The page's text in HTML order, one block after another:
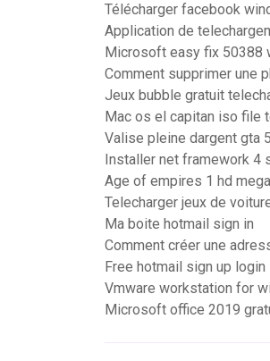
Télécharger facebook
Application de
Microsoft easy fix 50388
Comment supprimer une
Jeux bubble gratuit
Mac os el capitan iso file
Valise pleine dargent gta 5
Installer net framework 4
Age of empires 1 hd mega
Telecharger jeux de
Ma boite hotmail sign in
Comment créer une
Free hotmail sign up login
Vmware workstation for
Microsoft office 2019